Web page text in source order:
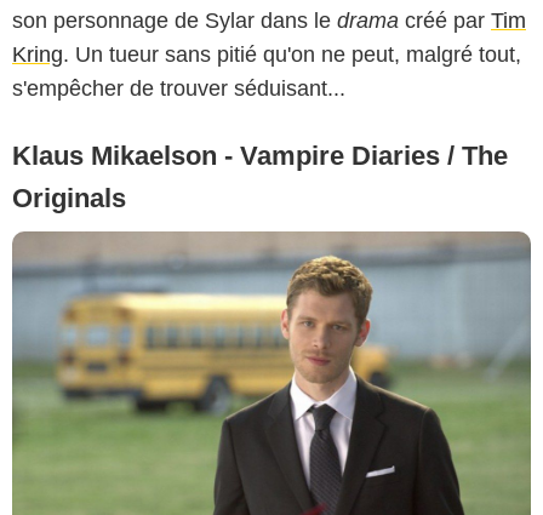
son personnage de Sylar dans le drama créé par Tim
Kring. Un tueur sans pitié qu'on ne peut, malgré tout,
s'empêcher de trouver séduisant...
Klaus Mikaelson - Vampire Diaries / The
Originals